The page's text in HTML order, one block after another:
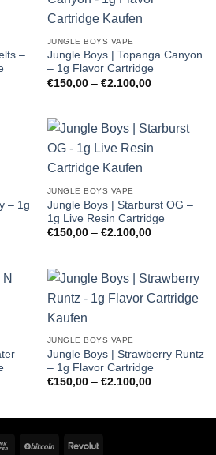
–
JUNGLE BOYS VAPE
Jungle Boys | Topanga Canyon
– 1g Flavor Cartridge
€150,00 – €2.100,00Preisspanne:
– 1g
JUNGLE BOYS VAPE
Jungle Boys | Starburst OG –
1g Live Resin Cartridge
€150,00 – €2.100,00Preisspanne:
–
JUNGLE BOYS VAPE
Jungle Boys | Strawberry Runtz
– 1g Flavor Cartridge
€150,00 – €2.100,00Preisspanne: